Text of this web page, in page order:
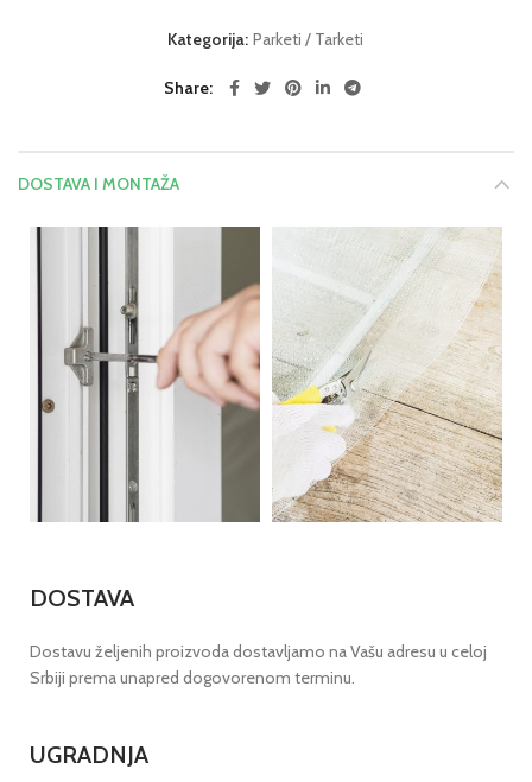
Kategorija: Parketi / Tarketi
Share
DOSTAVA I MONTAŽA
DOSTAVA
Dostavu željenih proizvoda dostavljamo na Vašu adresu u celoj
Srbiji prema unapred dogovorenom terminu.
UGRADNJA